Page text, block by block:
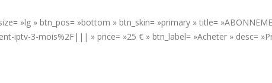
»lg » btn_pos= »bottom » btn_skin= »primary » title=
iptv-3-mois%2F||| » price= »25 € » btn_label= »Acheter » desc=